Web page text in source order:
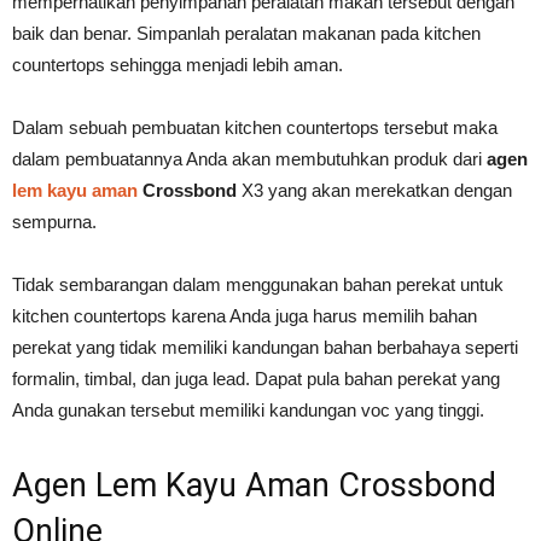
baik dan benar. Simpanlah peralatan makanan pada kitchen
countertops sehingga menjadi lebih aman.
Dalam sebuah pembuatan kitchen countertops tersebut maka
dalam pembuatannya Anda akan membutuhkan produk dari agen
lem kayu aman Crossbond X3 yang akan merekatkan dengan
sempurna.
Tidak sembarangan dalam menggunakan bahan perekat untuk
kitchen countertops karena Anda juga harus memilih bahan
perekat yang tidak memiliki kandungan bahan berbahaya seperti
formalin, timbal, dan juga lead. Dapat pula bahan perekat yang
Anda gunakan tersebut memiliki kandungan voc yang tinggi.
Agen Lem Kayu Aman Crossbond
Online